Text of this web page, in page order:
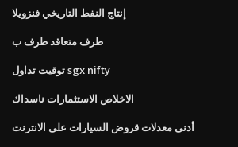
إنتاج النفط التاريخي فنزويلا
طرف متعاقد طرف ب
توقيت تداول sgx nifty
الاخلاص الاستثمارات ناسداك
أدنى معدلات قروض السيارات على الانترنت